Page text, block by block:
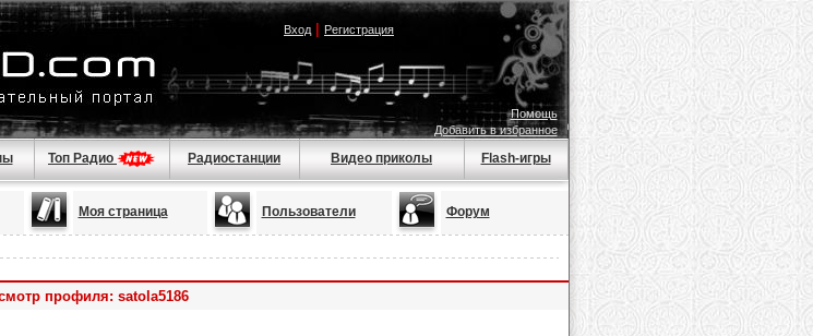
Вход| Регистрация
Помощь
Добавить в избранное
Топ Радио Радиостанции Видео приколы Flash-игры
Моя страница Пользователи Форум
профиля: satola5186